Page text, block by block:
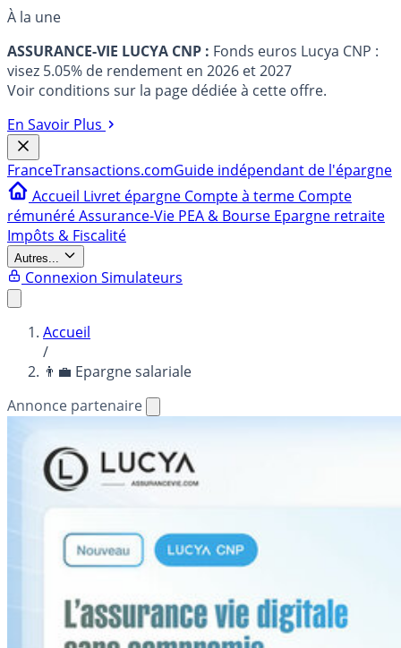
À la une
ASSURANCE-VIE LUCYA CNP : Fonds euros Lucya CNP :
visez 5.05% de rendement en 2026 et 2027
Voir conditions sur la page dédiée à cette offre.
En Savoir Plus
FranceTransactions.comGuide indépendant de l'épargne
Accueil Livret épargne Compte à terme Compte
rémunéréAssurance-Vie PEA & Bourse Epargne retraite
Impôts & Fiscalité
Autres...
Connexion Simulateurs
Accueil
/
👨‍💼 Epargne salariale
Annonce partenaire